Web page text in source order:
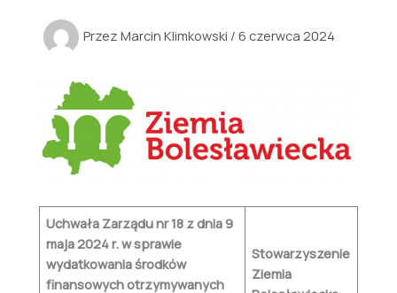
Przez Marcin Klimkowski / 6 czerwca 2024
Uchwała Zarządu nr 18 z dnia 9
maja 2024 r. w sprawie
wydatkowania środków
finansowych otrzymywanych
Stowarzyszenie
Ziemia